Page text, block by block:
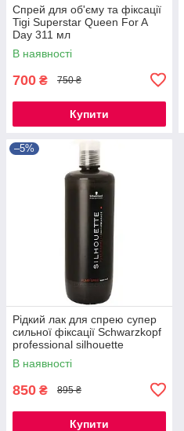
Спрей для об'єму та фіксації
Tigi Superstar Queen For A
Day 311 мл
В наявності
700 ₴ 750 ₴
Купити
–5%
Рідкий лак для спрею супер
сильної фіксації Schwarzkopf
professional silhouette
pumpspray super hold 1000
мл
В наявності
850 ₴ 895 ₴
Купити